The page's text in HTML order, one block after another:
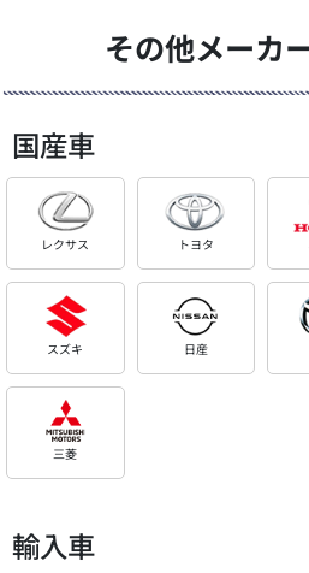
その他メーカ
国産車
レクサス トヨタ
スズキ 日産
三菱
輸入車